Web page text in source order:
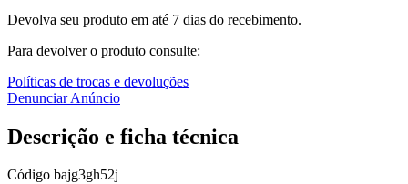
Devolva seu produto em até 7 dias do recebimento.
Para devolver o produto consulte:
Políticas de trocas e devoluções
Denunciar Anúncio
Descrição e ficha técnica
Código bajg3gh52j